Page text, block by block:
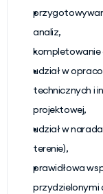
analiz,
kompletowanie
udział w
technicznych i
projektowej,
udział w
terenie),
prawidłowa
przydzielonymi